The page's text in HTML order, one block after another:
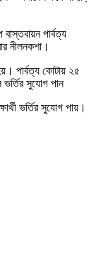
পার্বত্য
নীলনকশা।
পার্বত্য কোটায় ২৫
ভর্তির সুযোগ পান
ভর্তির সুযোগ পায়।